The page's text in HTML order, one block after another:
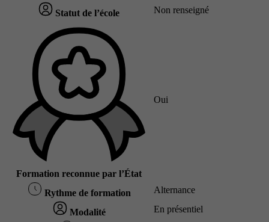
Statut de l’école Non renseigné
Formation reconnue par l’État
Oui
Rythme de formation Alternance
Modalité En présentiel